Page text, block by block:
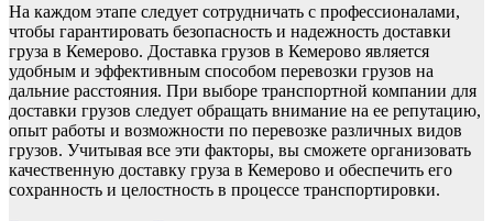
На каждом этапе следует сотрудничать с профессионалами,
чтобы гарантировать безопасность и надежность доставки
груза в Кемерово. Доставка грузов в Кемерово является
удобным и эффективным способом перевозки грузов на
дальние расстояния. При выборе транспортной компании для
доставки грузов следует обращать внимание на ее репутацию,
опыт работы и возможности по перевозке различных видов
грузов. Учитывая все эти факторы, вы сможете организовать
качественную доставку груза в Кемерово и обеспечить его
сохранность и целостность в процессе транспортировки.